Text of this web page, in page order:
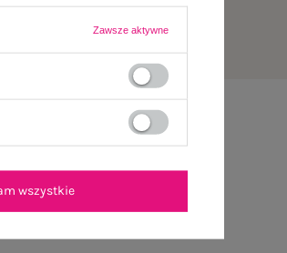
Zawsze aktywne
wszystkie